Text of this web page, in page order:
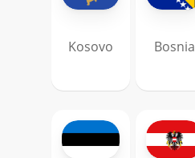
Kosovo Bosnia